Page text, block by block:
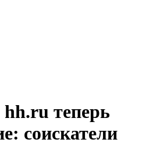
hh.ru теперь
соискатели